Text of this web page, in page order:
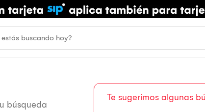
búsqueda
Te sugerimos algunas